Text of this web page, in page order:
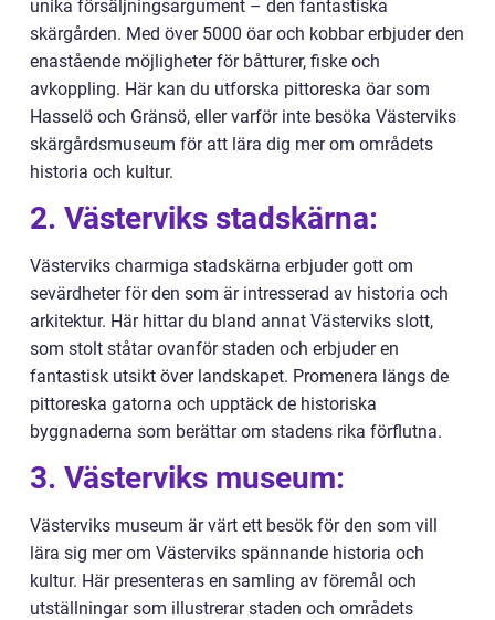
unika försäljningsargument – den fantastiska
skärgården. Med över 5000 öar och kobbar erbjuder den
enastående möjligheter för båtturer, fiske och
avkoppling. Här kan du utforska pittoreska öar som
Hasselö och Gränsö, eller varför inte besöka Västerviks
skärgårdsmuseum för att lära dig mer om områdets
historia och kultur.
2. Västerviks stadskärna:
Västerviks charmiga stadskärna erbjuder gott om
sevärdheter för den som är intresserad av historia och
arkitektur. Här hittar du bland annat Västerviks slott,
som stolt ståtar ovanför staden och erbjuder en
fantastisk utsikt över landskapet. Promenera längs de
pittoreska gatorna och upptäck de historiska
byggnaderna som berättar om stadens rika förflutna.
3. Västerviks museum:
Västerviks museum är värt ett besök för den som vill
lära sig mer om Västerviks spännande historia och
kultur. Här presenteras en samling av föremål och
utställningar som illustrerar staden och områdets